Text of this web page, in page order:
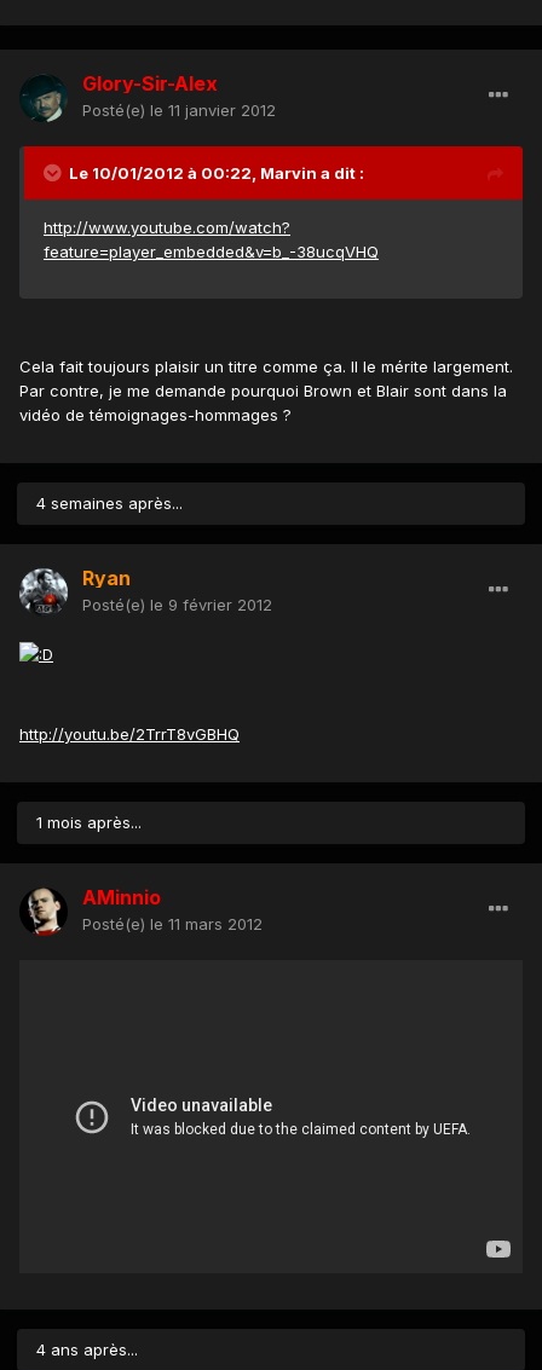
Glory-Sir-Alex
Posté(e) le 11 janvier 2012
Le 10/01/2012 à 00:22, Marvin a dit :
http://www.youtube.com/watch?
feature=player_embedded&v=b_-38ucqVHQ
Cela fait toujours plaisir un titre comme ça. Il le mérite largement.
Par contre, je me demande pourquoi Brown et Blair sont dans la
vidéo de témoignages-hommages ?
4 semaines après...
Ryan
Posté(e) le 9 février 2012
http://youtu.be/2TrrT8vGBHQ
1 mois après...
AMinnio
Posté(e) le 11 mars 2012
4 ans après...